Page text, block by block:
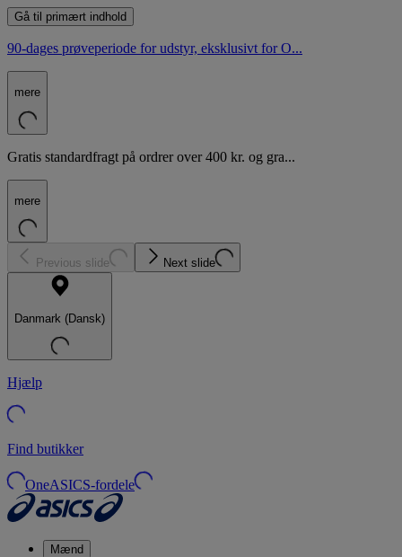
Gå til primært indhold
90-dages prøveperiode for udstyr, eksklusivt for O...
mere
Gratis standardfragt på ordrer over 400 kr. og gra...
mere
Previous slide Next slide
Danmark (Dansk)
Hjælp
Find butikker
OneASICS-fordele
Mænd